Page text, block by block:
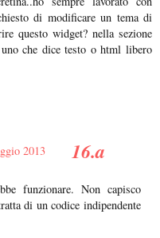
di modificare un tema di
questo widget? nella sezione
che dice testo o html libero
2013
funzionare. Non capisco
di un codice indipendente